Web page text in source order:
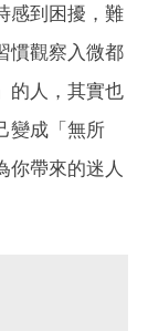
感到困擾，難
慣觀察入微都
的人，其實也
變成「無所
你帶來的迷人